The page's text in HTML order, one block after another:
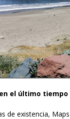
el último tiempo
de existencia,